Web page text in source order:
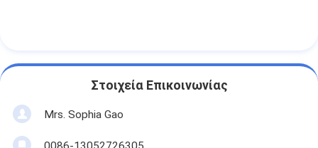
Στοιχεία Επικοινωνίας
Mrs. Sophia Gao